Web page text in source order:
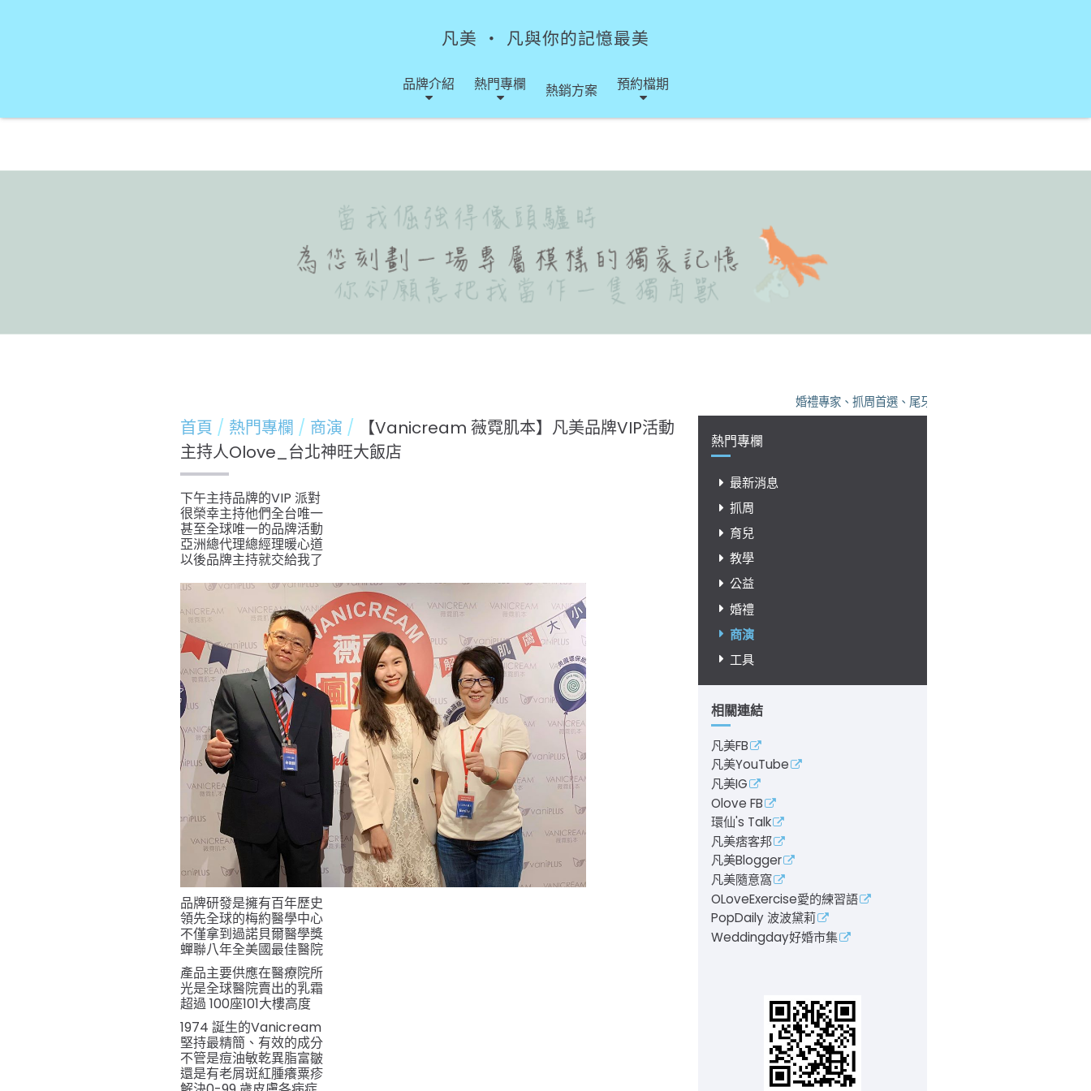
凡美 ‧ 凡與你的記憶最美
品牌介紹 熱門專欄 熱銷方案 預約檔期
熱門專欄
最新消息
抓周
育兒
教學
公益
婚禮
商演
工具
相關連結
凡美FB
凡美YouTube
凡美IG
Olove FB
環仙's Talk
凡美痞客邦
凡美Blogger
凡美隨意窩
OLoveExercise愛的練習語
PopDaily 波波黛莉
Weddingday好婚市集
婚禮專家、抓周首選、尾牙保證，凡美，您的活動神隊友！
首頁 熱門專欄 商演
【Vanicream 薇霓肌本】凡美品牌VIP活動
主持人Olove_台北神旺大飯店
下午主持品牌的VIP 派對
很榮幸主持他們全台唯一
甚至全球唯一的品牌活動
亞洲總代理總經理暖心道
以後品牌主持就交給我了
品牌研發是擁有百年歷史
領先全球的梅約醫學中心
不僅拿到過諾貝爾醫學獎
蟬聯八年全美國最佳醫院
產品主要供應在醫療院所
光是全球醫院賣出的乳霜
超過 100座101大樓高度
1974 誕生的Vanicream
堅持最精簡、有效的成分
不管是痘油敏乾異脂富皺
還是有老屑斑紅腫癢粟疹